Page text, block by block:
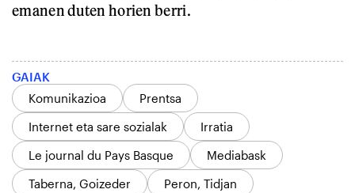
emanen duten horien berri.
GAIAK
Komunikazioa
Prentsa
Internet eta sare sozialak
Irratia
Le journal du Pays Basque
Mediabask
Taberna, Goizeder
Peron, Tidjan